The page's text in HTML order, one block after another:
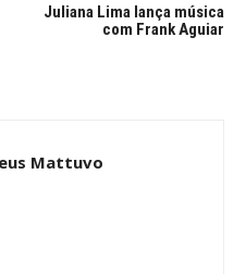
Juliana Lima lança música
com Frank Aguiar
Mattuvo